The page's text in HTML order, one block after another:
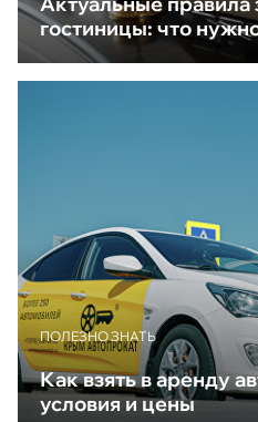
гостиницы: что
ПОЛЕЗНО ЗНАТЬ
Как взять в аренду
условия и цены